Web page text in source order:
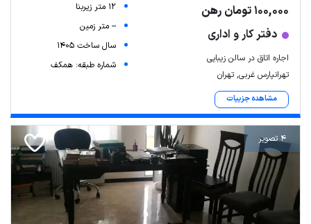
100,000 تومان رهن
دفتر کار و اداری
اجاره اتاق در سالن زیبایی
تهرانپارس غربی, تهران
مشاهده جزییات
12 متر زیربنا
-- متر زمین
سال ساخت 1405
شماره طبقه: همکف
4 تصویر